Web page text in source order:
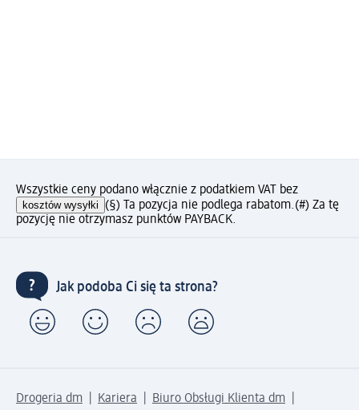
Wszystkie ceny podano włącznie z podatkiem VAT bez
kosztów wysyłki (§) Ta pozycja nie podlega rabatom.(#) Za tę
pozycję nie otrzymasz punktów PAYBACK.
Jak podoba Ci się ta strona?
Drogeria dm Kariera
Biuro Obsługi Klienta dm